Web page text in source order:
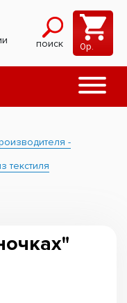
поиск 0р.
-
текстиля